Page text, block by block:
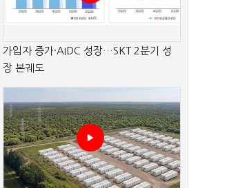
가입자 증가·AIDC 성장…SKT 2분기 성
장 본궤도